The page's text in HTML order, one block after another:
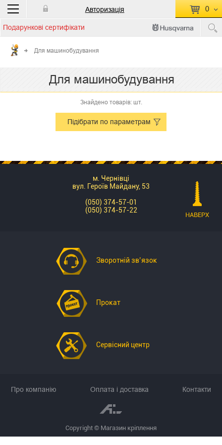
Авторизація 0
КОШИК ПУСТИЙ
до кошику
Подарункові сертифікати
Для машинобудування
Для машинобудування
Знайдено товарів: шт.
Підібрати по параметрам
м. Чернівці
вул. Героїв Майдану, 53
(050) 374-57-01
(050) 374-57-22
Зворотній зв’язок
Прокат
Сервісний центр
НАВЕРХ
Copyright © Магазин кріплення
Про компанію Оплата і доставка Контакти